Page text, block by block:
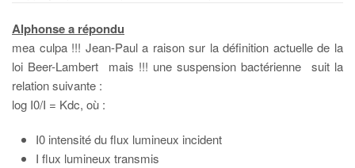
Alphonse a répondu
mea culpa !!! Jean-Paul a raison sur la définition actuelle de la
loi Beer-Lambert mais !!! une suspension bactérienne suit la
relation suivante :
log I0/I = Kdc, où :
I0 intensité du flux lumineux incident
I flux lumineux transmis